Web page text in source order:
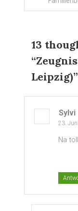
13
“
Leipzig)”
Sylvi
23.
Na